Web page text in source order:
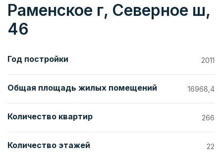
Раменское г, Северное ш,
46
Год постройки 2011
Общая площадь жилых помещений 16968,4
Количество квартир 266
Количество этажей 22